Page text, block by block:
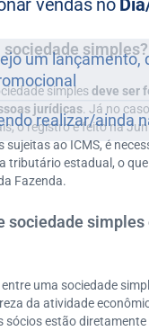
sociedade simples?
simplesdeve ser
jurídicas . Já no
o registro é feito na
sujeitas ao ICMS, é
tributário estadual, o
Fazenda.
sociedade simples
uma sociedade
da atividade
sócios estão